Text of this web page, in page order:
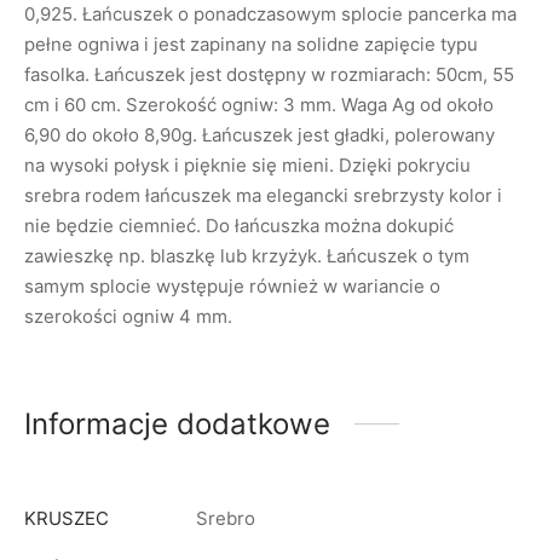
0,925. Łańcuszek o ponadczasowym splocie pancerka ma
pełne ogniwa i jest zapinany na solidne zapięcie typu
fasolka. Łańcuszek jest dostępny w rozmiarach: 50cm, 55
cm i 60 cm. Szerokość ogniw: 3 mm. Waga Ag od około
6,90 do około 8,90g. Łańcuszek jest gładki, polerowany
na wysoki połysk i pięknie się mieni. Dzięki pokryciu
srebra rodem łańcuszek ma elegancki srebrzysty kolor i
nie będzie ciemnieć. Do łańcuszka można dokupić
zawieszkę np. blaszkę lub krzyżyk. Łańcuszek o tym
samym splocie występuje również w wariancie o
szerokości ogniw 4 mm.
Informacje dodatkowe
KRUSZEC Srebro